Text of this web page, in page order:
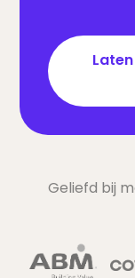
Geliefd bij